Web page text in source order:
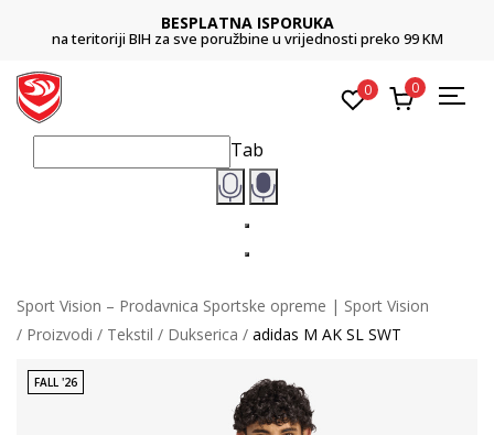
BESPLATNA ISPORUKA
na teritoriji BIH za sve poružbine u vrijednosti preko 99 KM
0 0
Tab
Sport Vision – Prodavnica Sportske opreme | Sport Vision
Proizvodi
Tekstil Dukserica adidas M AK SL SWT
FALL '26